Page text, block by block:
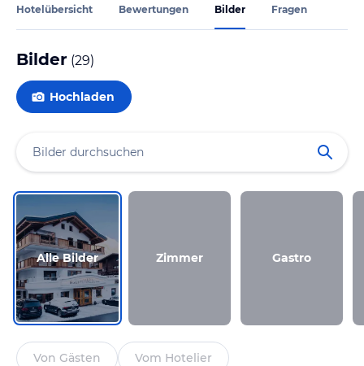
Hotelübersicht Bewertungen Bilder Fragen
Bilder (29)
Hochladen
Alle Bilder Zimmer Gastro
Von Gästen Vom Hotelier